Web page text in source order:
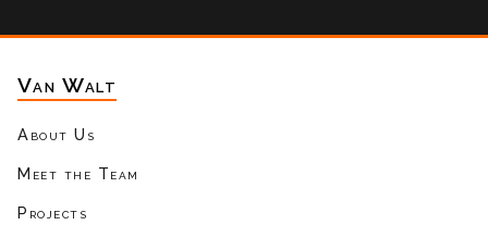
Van Walt
About Us
Meet the Team
Projects